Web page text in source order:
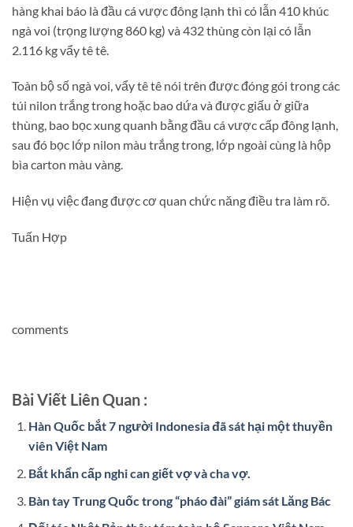
hàng khai báo là đầu cá vược đông lạnh thì có lẫn 410 khúc
ngà voi (trọng lượng 860 kg) và 432 thùng còn lại có lẫn
2.116 kg vẩy tê tê.
Toàn bộ số ngà voi, vẩy tê tê nói trên được đóng gói trong các
túi nilon trắng trong hoặc bao dứa và được giấu ở giữa
thùng, bao bọc xung quanh bằng đầu cá vược cấp đông lạnh,
sau đó bọc lớp nilon màu trắng trong, lớp ngoài cùng là hộp
bìa carton màu vàng.
Hiện vụ việc đang được cơ quan chức năng điều tra làm rõ.
Tuấn Hợp
comments
Bài Viết Liên Quan :
Hàn Quốc bắt 7 người Indonesia đã sát hại một thuyền
viên Việt Nam
Bắt khẩn cấp nghi can giết vợ và cha vợ.
Bàn tay Trung Quốc trong “pháo đài” giám sát Lăng Bác